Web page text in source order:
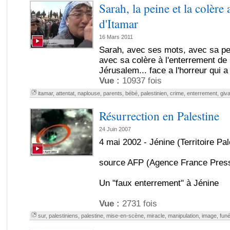
Sarah, la peine et la colère
d'Itamar
16 Mars 2011
Sarah, avec ses mots, avec sa
avec sa colère à l'enterrement de
Jérusalem... face a l'horreur qui
Vue : 10937 fois
itamar, attentat, naplouse, parents bébé, palestinien, crime, enterrement,
Résurrection en Palestine
24 Juin 2007
4 mai 2002 - Jénine (Territoire
source AFP (Agence France
Un "faux enterrement" à Jénine
Vue : 2731 fois
sur, palestiniens palestine, mise-en-scène, miracle, manipulation, image,